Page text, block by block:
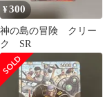
¥300
神の島の冒険 クリー
ク SR